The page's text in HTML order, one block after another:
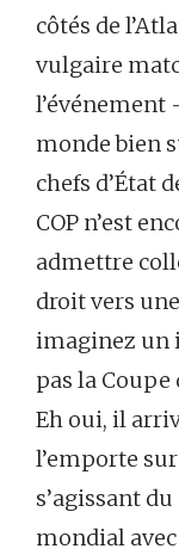
côtés de
vulgaire
l’événement
monde bien
chefs d’État
COP n’est
admettre
droit vers
imaginez un
pas la Coupe
Eh oui, il
l’emporte
s’agissant
mondial